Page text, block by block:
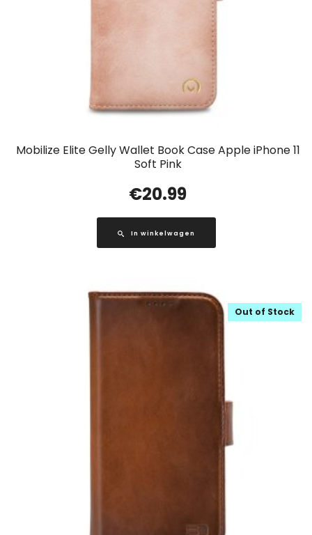
Mobilize Elite Gelly Wallet Book Case Apple iPhone 11
Soft Pink
€20.99
In winkelwagen
Out of Stock